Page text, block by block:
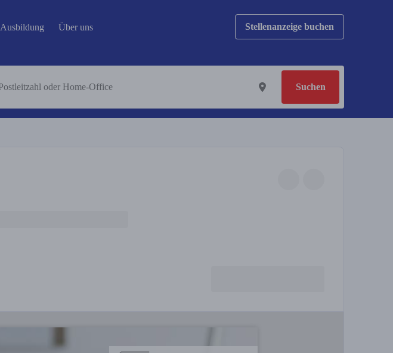
Ausbildung Über uns Stellenanzeige buchen
Suchen